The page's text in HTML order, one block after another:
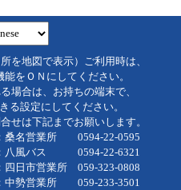
を地図で表示）ご利用時は、
をＯＮにしてください。
場合は、お持ちの端末で、
る設定にしてください。
せは下記までお願いします。
業所 0594-22-0595
22-6321
営業所 059-323-0808
中勢営業所 059-233-3501